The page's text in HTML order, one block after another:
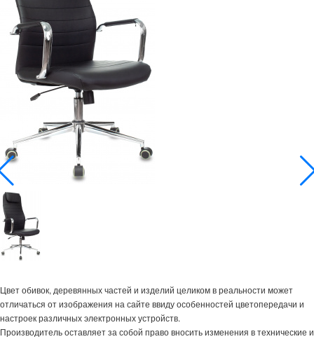
Цвет обивок, деревянных частей и изделий целиком в реальности может
отличаться от изображения на сайте ввиду особенностей цветопередачи и
настроек различных электронных устройств.
Производитель оставляет за собой право вносить изменения в технические и